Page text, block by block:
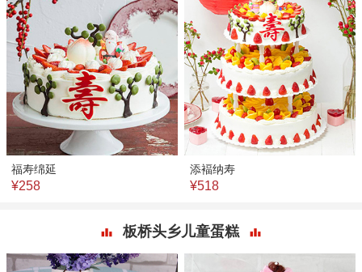
福寿绵延
¥258
添褔纳寿
¥518
板桥头乡儿童蛋糕